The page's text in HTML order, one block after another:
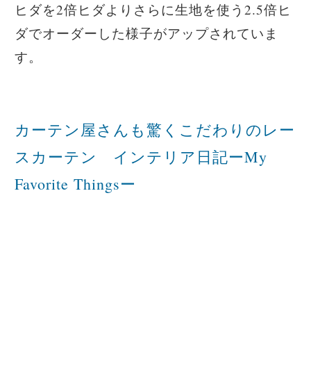
ヒダを2倍ヒダよりさらに生地を使う2.5倍ヒ
ダでオーダーした様子がアップされていま
す。
カーテン屋さんも驚くこだわりのレー
スカーテン インテリア日記ーMy
Favorite Thingsー